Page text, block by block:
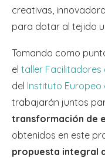
creativas,
para dotar al tejido
Tomando como
el taller Facilitadores
del Instituto Europeo
trabajarán juntos
transformación de
obtenidos en este
propuesta integral